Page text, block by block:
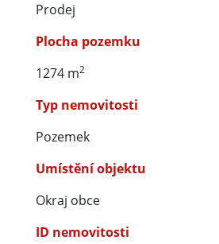
Prodej
Plocha pozemku
1274 m2
Typ nemovitosti
Pozemek
Umístění objektu
Okraj obce
ID nemovitosti